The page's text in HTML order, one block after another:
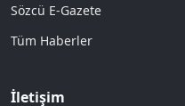
Sözcü E-Gazete
Tüm Haberler
İletişim